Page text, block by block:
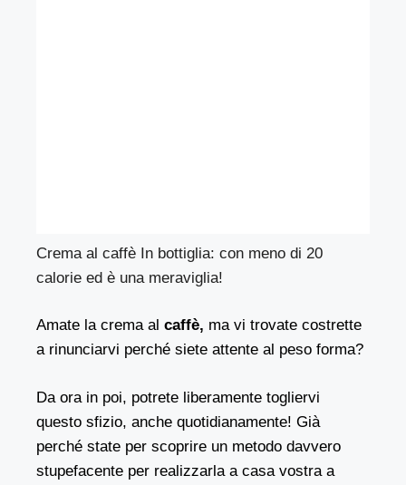
Crema al caffè In bottiglia: con meno di 20
calorie ed è una meraviglia!
Amate la crema alcaffè, ma vi trovate costrette
a rinunciarvi perché siete attente al peso forma?
Da ora in poi, potrete liberamente togliervi
questo sfizio, anche quotidianamente! Già
perché state per scoprire un metodo davvero
stupefacente per realizzarla a casa vostra a